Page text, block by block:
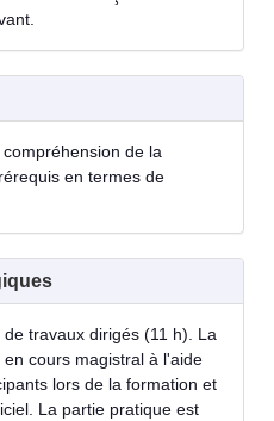
de la
en termes de
travaux dirigés (11 h). La
cours magistral à l'aide
lors de la formation et
La partie pratique est